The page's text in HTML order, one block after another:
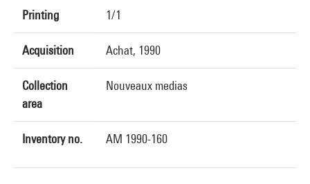
Printing 1/1
Acquisition Achat, 1990
Collection
area
Nouveaux medias
Inventory no. AM 1990-160